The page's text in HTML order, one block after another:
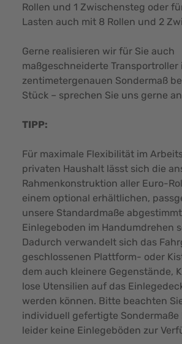
Rollen und 1 Zwischensteg oder
Lasten auch mit 8 Rollen und 2
Gerne realisieren wir für Sie auch
maßgeschneiderte Transportroller
zentimetergenauen Sondermaß
Stück – sprechen Sie uns gerne
TIPP:
Für maximale Flexibilität im
privaten Haushalt lässt sich die
Rahmenkonstruktion aller Euro-
einem optional erhältlichen,
unsere Standardmaße
Einlegeboden im Handumdrehen
Dadurch verwandelt sich das
geschlossenen Plattform- oder
dem auch kleinere Gegenstände,
lose Utensilien auf das
werden können. Bitte beachten
individuell gefertigte Sondermaße
leider keine Einlegeböden zur